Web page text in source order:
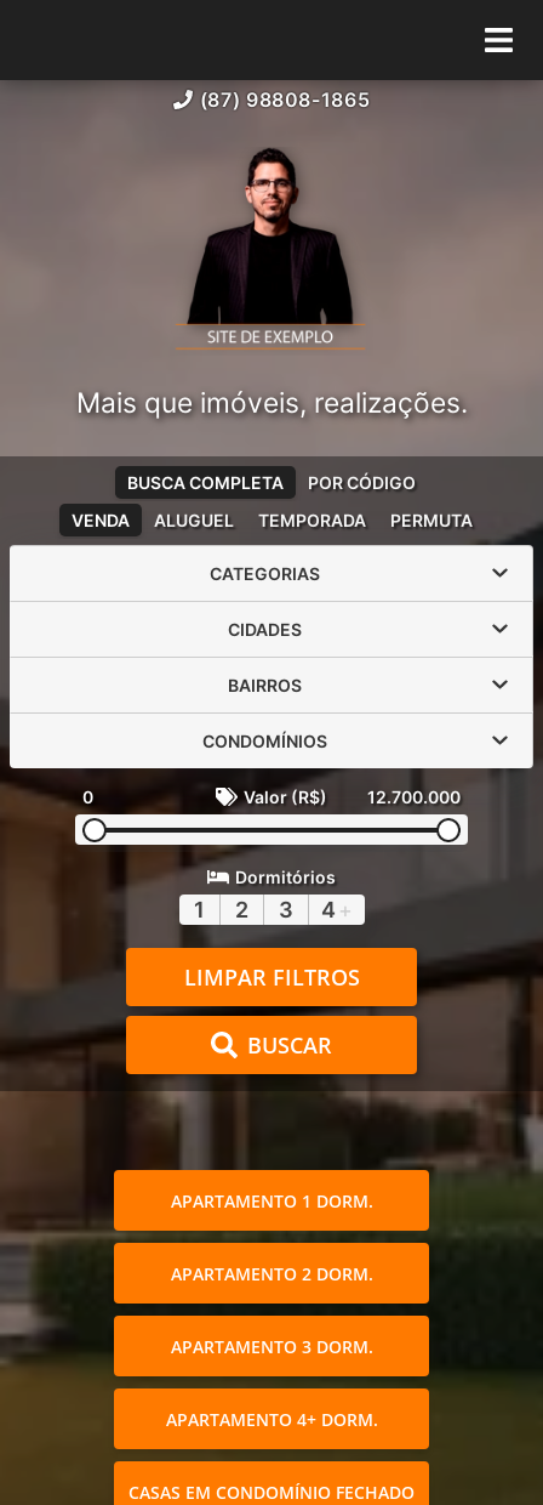
(87) 98808-1865
Mais que imóveis, realizações.
VENDA ALUGUEL TEMPORADA PERMUTA
BUSCA COMPLETA POR CÓDIGO
CATEGORIAS
CIDADES
BAIRROS
CONDOMÍNIOS
0 Valor (R$) 12.700.000
Dormitórios
1 2 3 4 +
LIMPAR FILTROS
BUSCAR
APARTAMENTO 1 DORM.
APARTAMENTO 2 DORM.
APARTAMENTO 3 DORM.
APARTAMENTO 4+ DORM.
CASAS EM CONDOMÍNIO FECHADO